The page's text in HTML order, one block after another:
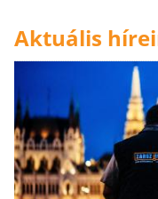
Aktuális